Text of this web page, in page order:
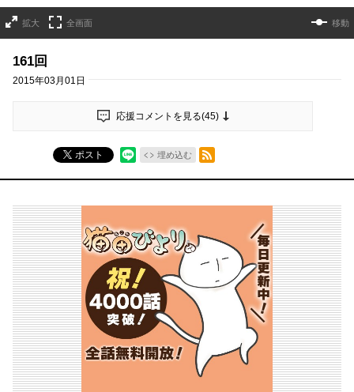
拡大 全画面 移動
161回
2015年03月01日
応援コメントを見る(45)
ポスト 埋め込む
RSSフィード